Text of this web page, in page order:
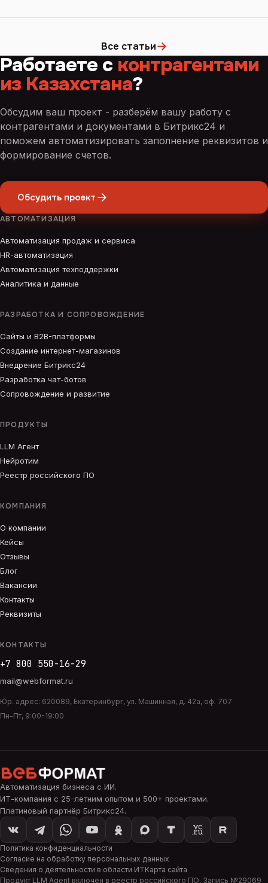
Все статьи→
Работаете с контрагентами
из Казахстана?
Обсудим ваш проект - разберём вашу работу с
контрагентами и документами в Битрикс24 и
поможем автоматизировать заполнение реквизитов и
формирование счетов.
Обсудить проект
АВТОМАТИЗАЦИЯ
Автоматизация продаж и сервиса
HR-автоматизация
Автоматизация техподдержки
Аналитика и данные
РАЗРАБОТКА И СОПРОВОЖДЕНИЕ
Сайты и B2B-платформы
Создание интернет-магазинов
Внедрение Битрикс24
Разработка чат-ботов
Сопровождение и развитие
ПРОДУКТЫ
LLM Агент
Нейротим
Реестр российского ПО
КОМПАНИЯ
О компании
Кейсы
Отзывы
Блог
Вакансии
Контакты
Реквизиты
КОНТАКТЫ
+7 800 550-16-29
mail@webformat.ru
Юр. адрес: 620089, Екатеринбург, ул. Машинная, д. 42а, оф. 707
Пн-Пт, 9:00-19:00
Политика конфиденциальности
Согласие на обработку персональных данных
Сведения о деятельности в области ИТКарта сайта
Продукт LLM Agent включён в реестр российского ПО, Запись №29069
Автоматизация бизнеса с ИИ.
ИТ-компания с 25-летним опытом и 500+ проектами.
Платиновый партнёр Битрикс24.